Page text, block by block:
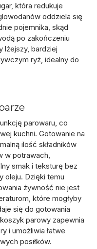
, która redukuje
oddziela się
pojemnika, skąd
po zakończeniu
lżejszy, bardziej
ryż, idealny do
parowaru, co
kuchni. Gotowanie na
ilość składników
w potrawach,
smak i teksturę bez
oleju. Dzięki temu
żywność nie jest
które mogłyby
się do gotowania
parowy zapewnia
i umożliwia łatwe
posiłków.